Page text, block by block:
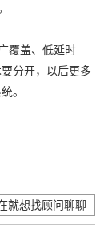
覆盖、低延时
分开，以后更多
。
就想找顾问聊聊